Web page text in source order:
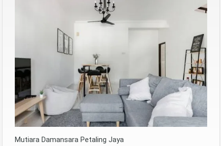
Mutiara Damansara Petaling Jaya